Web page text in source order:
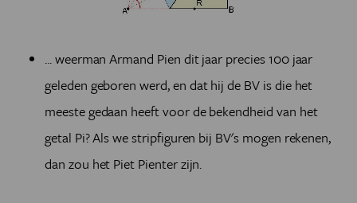
... weerman Armand Pien dit jaar precies 100 jaar
geleden geboren werd, en dat hij de BV is die het
meeste gedaan heeft voor de bekendheid van het
getal Pi? Als we stripfiguren bij BV's mogen rekenen,
dan zou het Piet Pienter zijn.